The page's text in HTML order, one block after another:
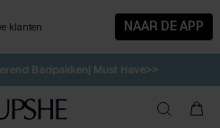
klanten NAAR DE APP
| Tot 50% korting>>
Badpakken| Must Have>>
tot 15% korting>>
korting | CODE: SW15